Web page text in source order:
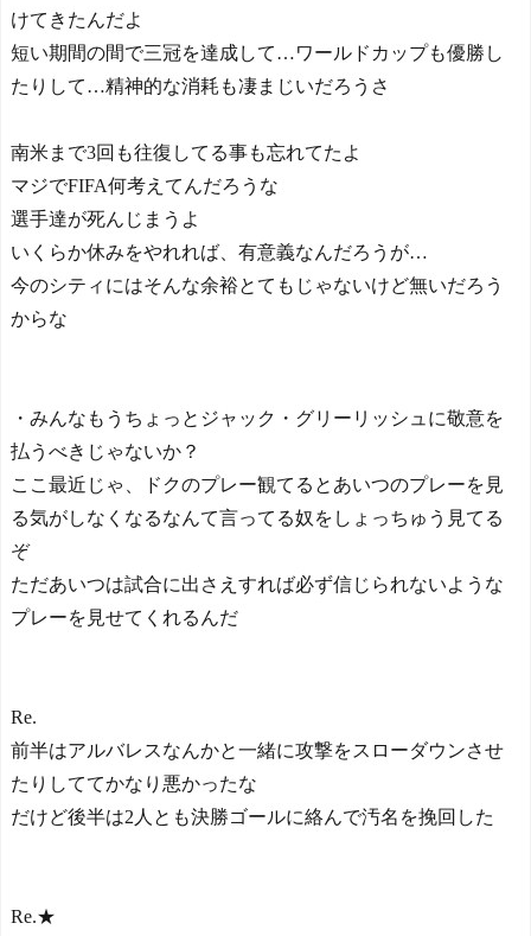
けてきたんだよ
短い期間の間で三冠を達成して…ワールドカップも優勝し
たりして…精神的な消耗も凄まじいだろうさ
南米まで3回も往復してる事も忘れてたよ
マジでFIFA何考えてんだろうな
選手達が死んじまうよ
いくらか休みをやれれば、有意義なんだろうが…
今のシティにはそんな余裕とてもじゃないけど無いだろう
からな
・みんなもうちょっとジャック・グリーリッシュに敬意を
払うべきじゃないか？
ここ最近じゃ、ドクのプレー観てるとあいつのプレーを見
る気がしなくなるなんて言ってる奴をしょっちゅう見てる
ぞ
ただあいつは試合に出さえすれば必ず信じられないような
プレーを見せてくれるんだ
Re.
前半はアルバレスなんかと一緒に攻撃をスローダウンさせ
たりしててかなり悪かったな
だけど後半は2人とも決勝ゴールに絡んで汚名を挽回した
Re.★